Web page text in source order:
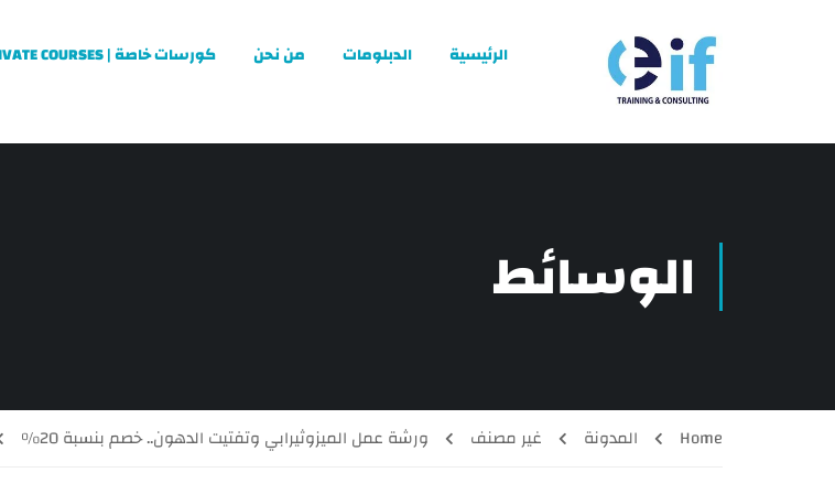
الرئيسية الدبلومات من نحن كورسات خاصة | PRIVATE COURSES
الوسائط
Home المدونة غير مصنف ورشة عمل الميزوثيرابي وتفتيت الدهون.. خصم بنسبة 20%